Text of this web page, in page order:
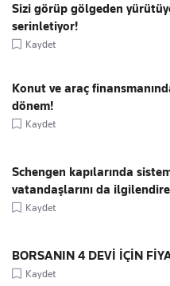
Sizi görüp gölgeden
serinletiyor!
Kaydet
Konut ve araç
dönem!
Kaydet
Schengen kapılarında
vatandaşlarını da
Kaydet
BORSANIN 4 DEVİ İÇİN
Kaydet